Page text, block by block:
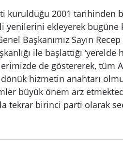
kurulduğu 2001 tarihinden
yenilerini ekleyerek
Başkanımız Sayın
ile başlattığı
de göstererek, tüm
hizmetin anahtarı
büyük önem arz
tekrar birinci parti olarak